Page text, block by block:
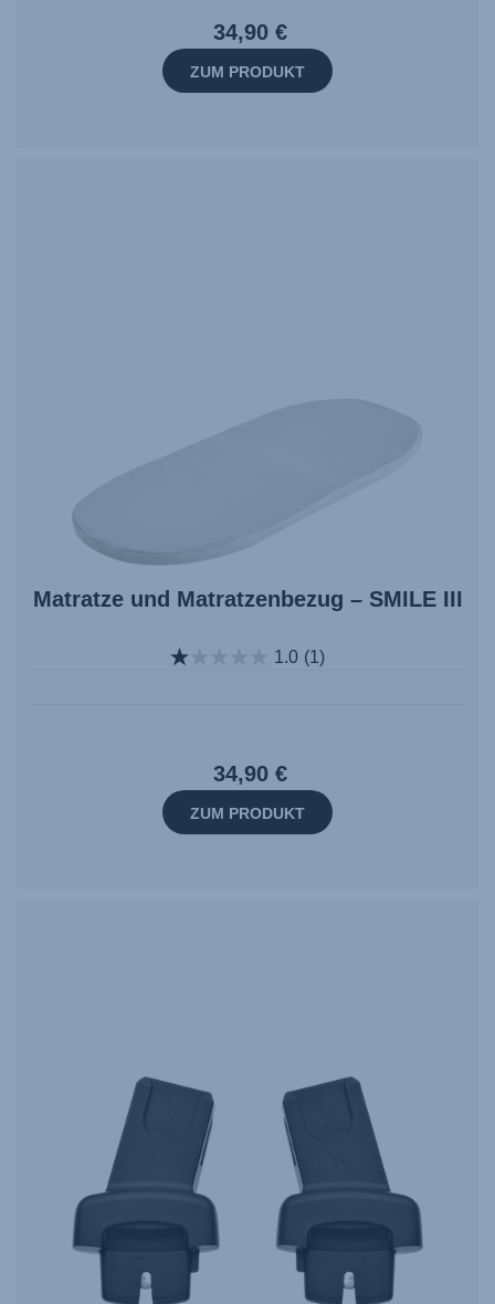
34,90 €
ZUM PRODUKT
Matratze und Matratzenbezug – SMILE III
1.0 (1)
34,90 €
ZUM PRODUKT